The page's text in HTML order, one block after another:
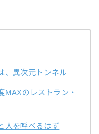
、異次元トンネル
MAXのレストラン・
人を呼べるはず